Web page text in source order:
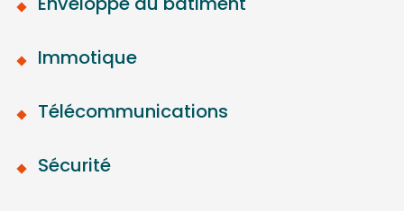
Immotique
Télécommunications
Sécurité